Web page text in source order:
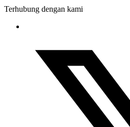
Terhubung dengan kami